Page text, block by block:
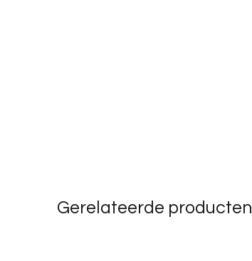
Gerelateerde producten